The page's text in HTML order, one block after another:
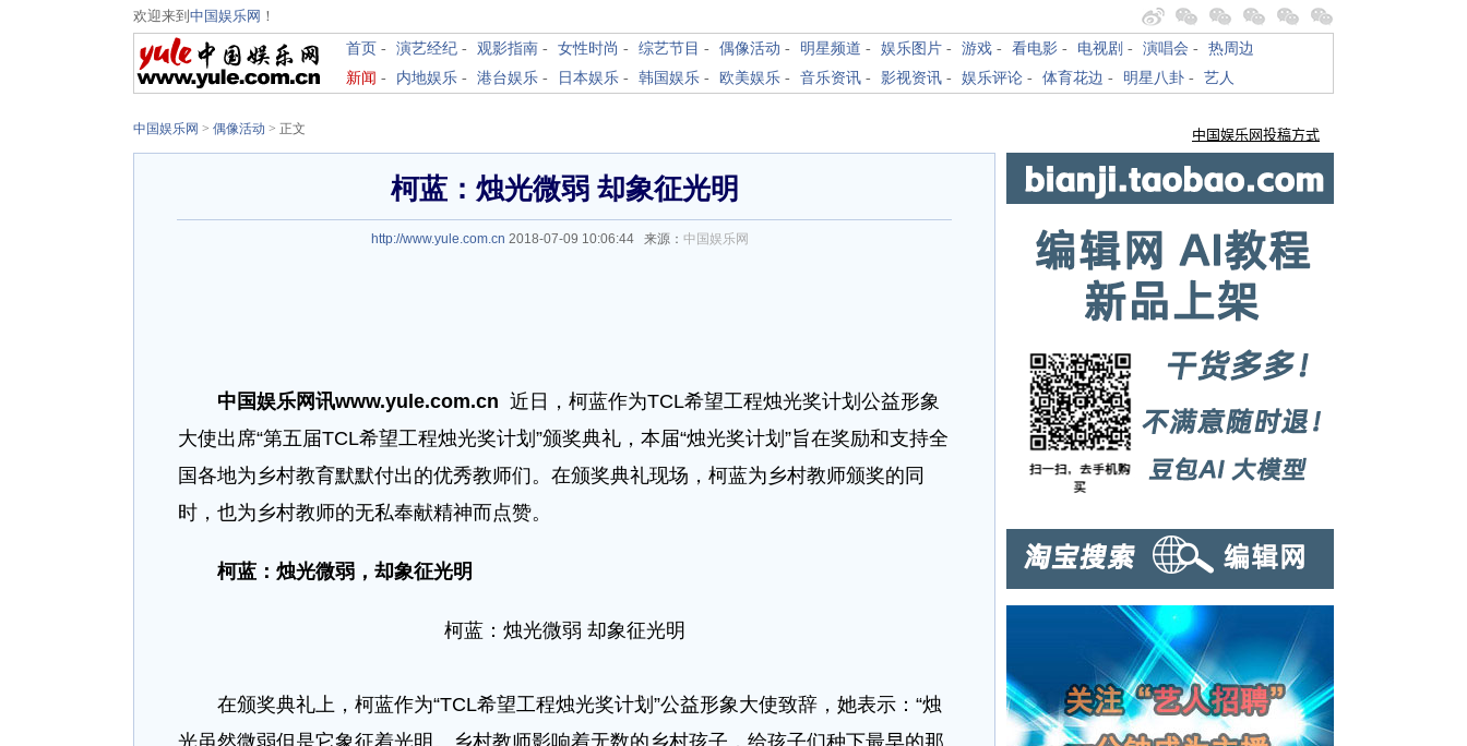
欢迎来到 中国娱乐网 ！
首页 - 演艺经纪 - 观影指南 - 女性时尚 - 综艺节目 - 偶像活动 - 明星频道 - 娱乐图片 - 游戏 - 看电影 - 电视剧 - 演唱会 - 热周边
新闻 - 内地娱乐 - 港台娱乐 - 日本娱乐 - 韩国娱乐 - 欧美娱乐 - 音乐资讯 - 影视资讯 - 娱乐评论 - 体育花边 - 明星八卦 - 艺人
中国娱乐网 > 偶像活动 > 正文
柯蓝：烛光微弱 却象征光明
http://www.yule.com.cn 2018-07-09 10:06:44 来源： 中国娱乐网
中国娱乐网讯www.yule.com.cn 近日，柯蓝作为TCL希望工程烛光奖计划公益形象
大使出席“第五届TCL希望工程烛光奖计划”颁奖典礼，本届“烛光奖计划”旨在奖励和支持全
国各地为乡村教育默默付出的优秀教师们。在颁奖典礼现场，柯蓝为乡村教师颁奖的同
时，也为乡村教师的无私奉献精神而点赞。
柯蓝：烛光微弱，却象征光明
柯蓝：烛光微弱 却象征光明
在颁奖典礼上，柯蓝作为“TCL希望工程烛光奖计划”公益形象大使致辞，她表示：“烛
光虽然微弱但是它象征着光明。乡村教师影响着无数的乡村孩子，给孩子们种下最早的那